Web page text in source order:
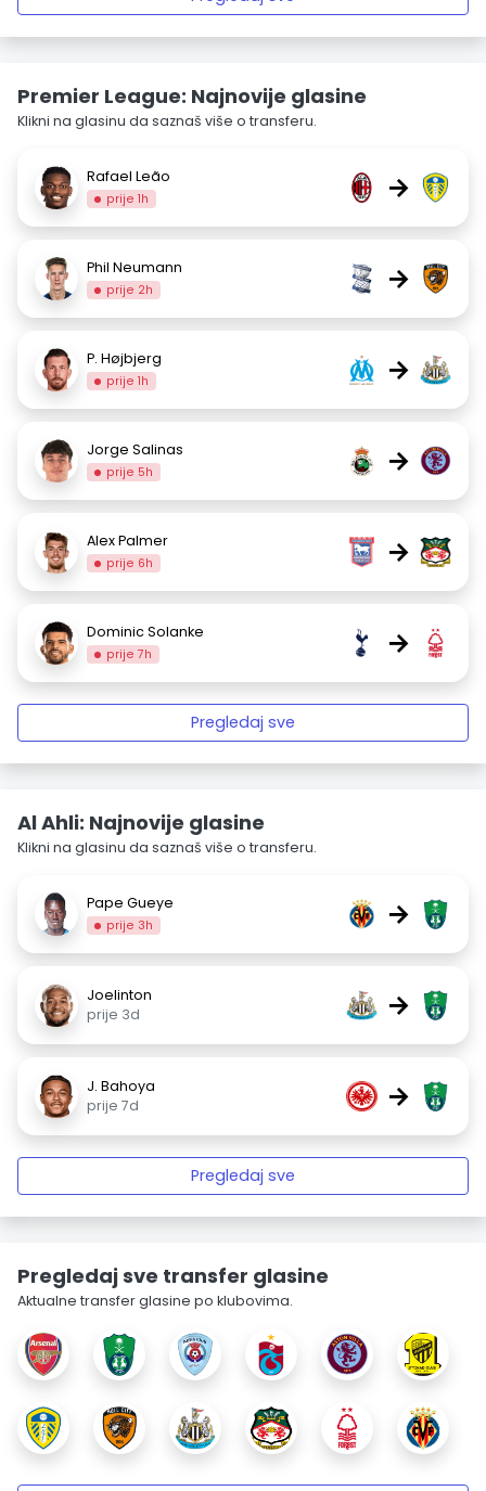
Premier League: Najnovije glasine
Klikni na glasinu da saznaš više o transferu.
Rafael Leão
prije 1h →
Phil Neumann
prije 2h →
P. Højbjerg
prije 1h →
Jorge Salinas
prije 5h →
Alex Palmer
prije 6h →
Dominic Solanke
prije 7h →
Pregledaj sve
Al Ahli: Najnovije glasine
Klikni na glasinu da saznaš više o transferu.
Pape Gueye
prije 3h →
Joelinton
prije 3d
→
J. Bahoya
prije 7d
→
Pregledaj sve
Pregledaj sve transfer glasine
Aktualne transfer glasine po klubovima.